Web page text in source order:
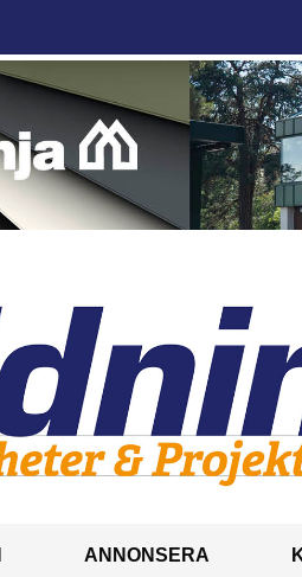
ANNONSERA